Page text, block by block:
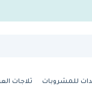
للمشروبات ثلاجات